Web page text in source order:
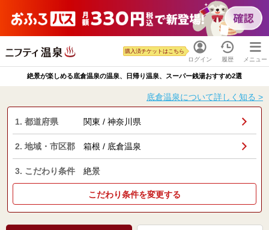
ログイン
購入済チケットはこちら
履歴 メニュー
絶景が楽しめる底倉温泉の温泉、日帰り温泉、スーパー銭湯おすすめ2選
底倉温泉について詳しく知る >
1. 都道府県 関東 / 神奈川県
2. 地域・市区郡 箱根 / 底倉温泉
3. こだわり条件 絶景
こだわり条件を変更する